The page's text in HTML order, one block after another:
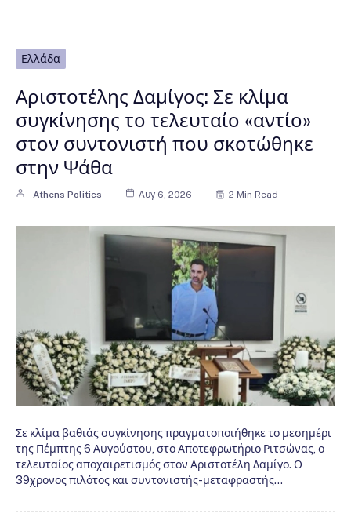
Ελλάδα
Αριστοτέλης Δαμίγος: Σε κλίμα
συγκίνησης το τελευταίο «αντίο»
στον συντονιστή που σκοτώθηκε
στην Ψάθα
Athens Politics Αυγ 6, 2026 2 Min Read
Σε κλίμα βαθιάς συγκίνησης πραγματοποιήθηκε το μεσημέρι
της Πέμπτης 6 Αυγούστου, στο Αποτεφρωτήριο Ριτσώνας, ο
τελευταίος αποχαιρετισμός στον Αριστοτέλη Δαμίγο. Ο
39χρονος πιλότος και συντονιστής-μεταφραστής…